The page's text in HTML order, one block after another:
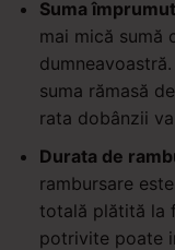
Suma
mai mică sumă
suma rămasă
rata dobânzii
Durata de
rambursare
totală plătită la
potrivite poate